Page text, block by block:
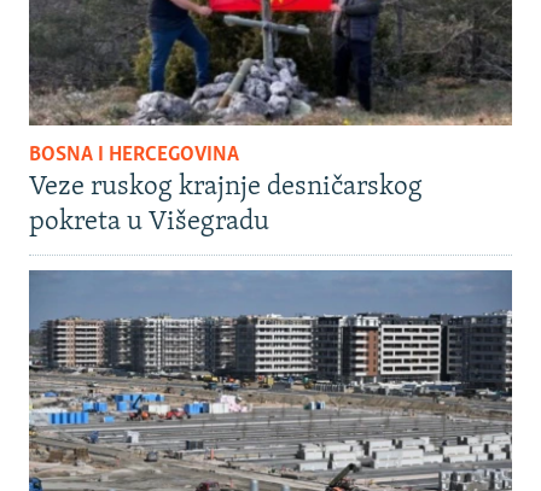
BOSNA I HERCEGOVINA
Veze ruskog krajnje desničarskog
pokreta u Višegradu